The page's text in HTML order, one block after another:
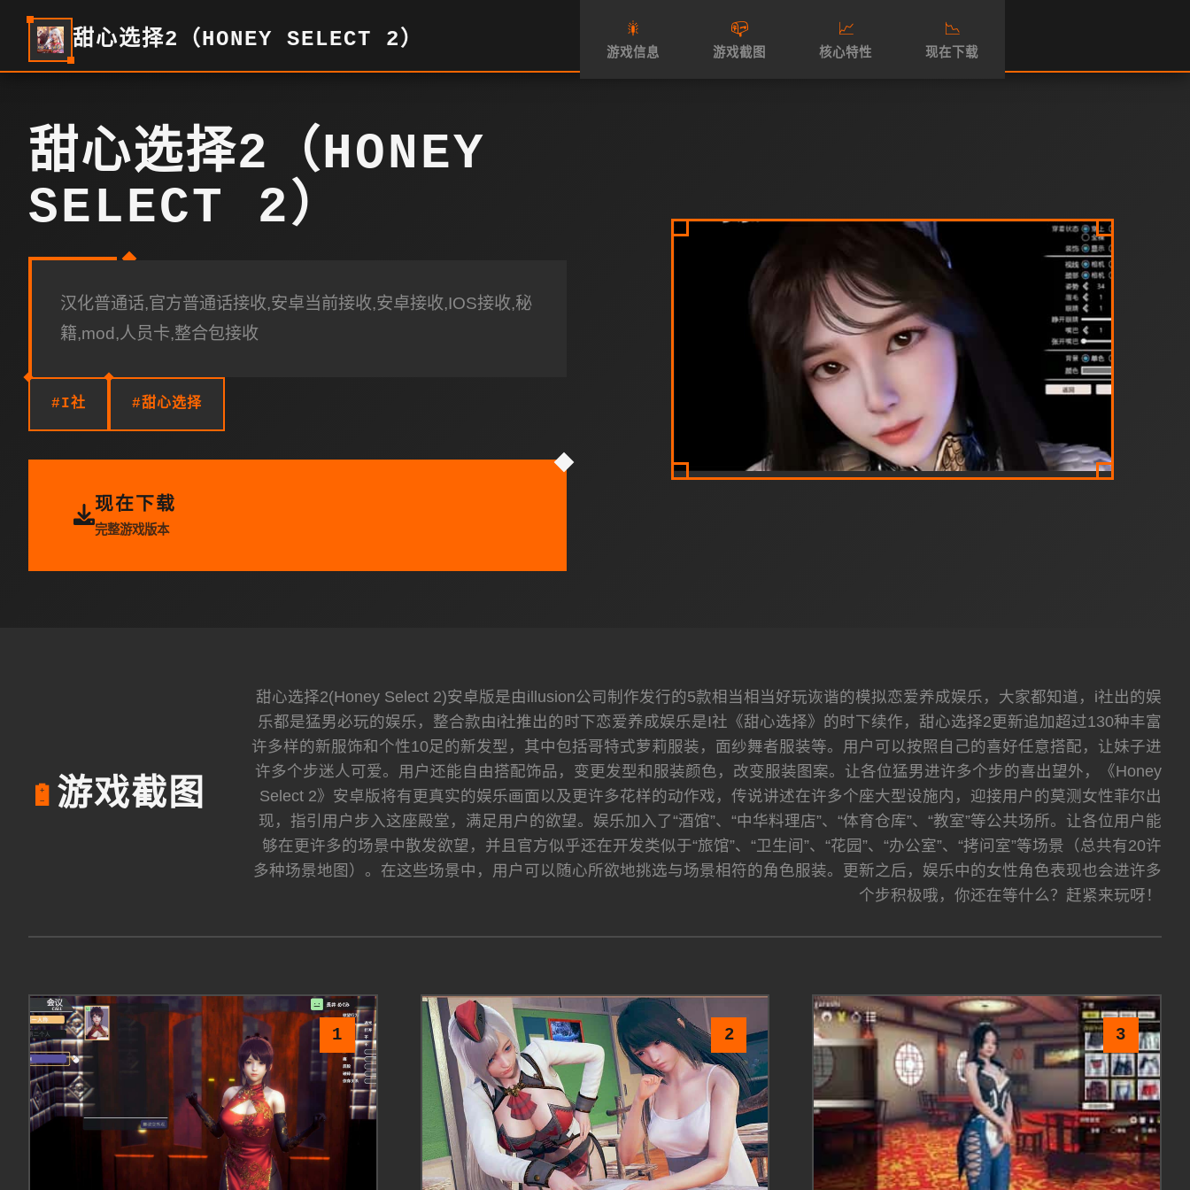
甜心选择2（HONEY SELECT 2） 🎇
游戏信息
📪
游戏截图
📈
核心特性
📉
现在下载
甜心选择2（HONEY
SELECT 2）
汉化普通话,官方普通话接收,安卓当前接收,安卓接收,IOS接收,秘
籍,mod,人员卡,整合包接收
#I社 #甜心选择
现在下载
完整游戏版本
🔋 游戏截图
甜心选择2(Honey Select 2)安卓版是由illusion公司制作发行的5款相当相当好玩诙谐的模拟恋爱养成娱乐，大家都知道，i社出的娱
乐都是猛男必玩的娱乐，整合款由i社推出的时下恋爱养成娱乐是I社《甜心选择》的时下续作，甜心选择2更新追加超过130种丰富
许多样的新服饰和个性10足的新发型，其中包括哥特式萝莉服装，面纱舞者服装等。用户可以按照自己的喜好任意搭配，让妹子进
许多个步迷人可爱。用户还能自由搭配饰品，变更发型和服装颜色，改变服装图案。让各位猛男进许多个步的喜出望外，《Honey
Select 2》安卓版将有更真实的娱乐画面以及更许多花样的动作戏，传说讲述在许多个座大型设施内，迎接用户的莫测女性菲尔出
现，指引用户步入这座殿堂，满足用户的欲望。娱乐加入了“酒馆”、“中华料理店”、“体育仓库”、“教室”等公共场所。让各位用户能
够在更许多的场景中散发欲望，并且官方似乎还在开发类似于“旅馆”、“卫生间”、“花园”、“办公室”、“拷问室”等场景（总共有20许
多种场景地图）。在这些场景中，用户可以随心所欲地挑选与场景相符的角色服装。更新之后，娱乐中的女性角色表现也会进许多
个步积极哦，你还在等什么？赶紧来玩呀！
1 2 3